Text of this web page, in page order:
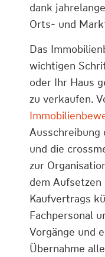
dank
Orts- und
Das
wichtigen
oder Ihr Haus
zu verkaufen.
Ausschreibung
und die
zur
dem
Kaufvertrags
Fachpersonal
Vorgänge und
Übernahme